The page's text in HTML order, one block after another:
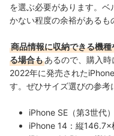
を選ぶ必要があります。
かない程度の余裕があるも
商品情報に収納できる機
る場合もあるので、購入時
2022年に発売された
す。ぜひサイズ選びの参考
iPhone SE（第3世代
iPhone 14：縦